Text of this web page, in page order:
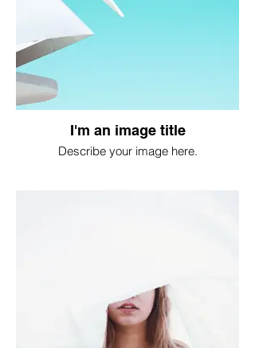
I'm an image title
Describe your image here.